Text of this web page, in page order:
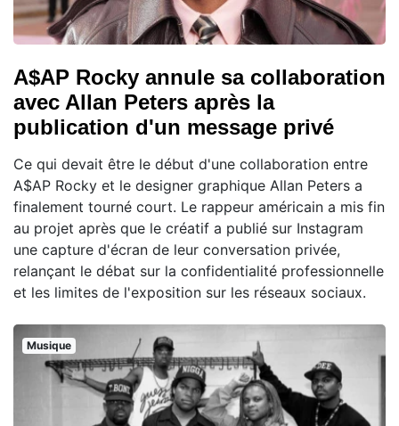
A$AP Rocky annule sa collaboration
avec Allan Peters après la
publication d'un message privé
Ce qui devait être le début d'une collaboration entre
A$AP Rocky et le designer graphique Allan Peters a
finalement tourné court. Le rappeur américain a mis fin
au projet après que le créatif a publié sur Instagram
une capture d'écran de leur conversation privée,
relançant le débat sur la confidentialité professionnelle
et les limites de l'exposition sur les réseaux sociaux.
Musique